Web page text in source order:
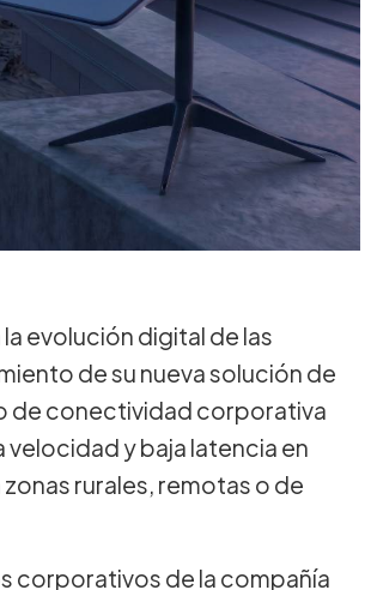
evolución digital de las
de su nueva solución de
de conectividad corporativa
y baja latencia en
rurales, remotas o de
corporativos de la compañía